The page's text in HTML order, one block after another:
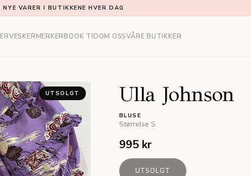
NYE VARER I BUTIKKENE HVER DAG
VESKERMERKERBOOK TIDOM OSSVÅRE BUTIKKER
UTSOLGT Ulla Johnson
BLUSE
Størrelse S
995 kr
UTSOLGT